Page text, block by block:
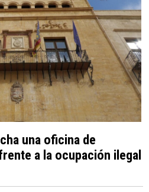
una oficina de
a la ocupación ilegal